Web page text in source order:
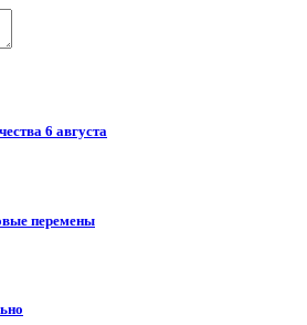
6 августа
перемены